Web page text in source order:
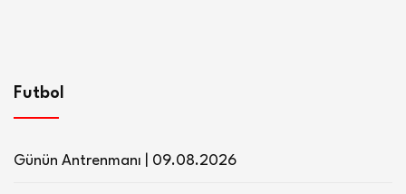
Futbol
Günün Antrenmanı | 09.08.2026